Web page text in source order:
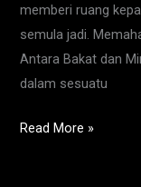
memberi ruang
semula jadi.
Antara Bakat dan
dalam sesuatu
Read More »